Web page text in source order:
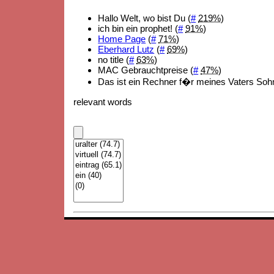
Hallo Welt, wo bist Du (# 219%)
ich bin ein prophet! (# 91%)
Home Page (# 71%)
Eberhard Lutz (# 69%)
no title (# 63%)
MAC Gebrauchtpreise (# 47%)
Das ist ein Rechner f�r meines Vaters
relevant words